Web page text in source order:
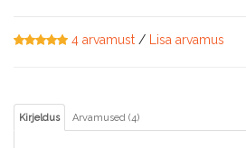
4 arvamust / Lisa arvamus
Kirjeldus Arvamused (4)